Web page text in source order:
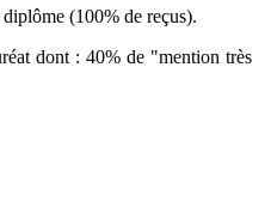
(100% de reçus).
dont : 40% de "mention très